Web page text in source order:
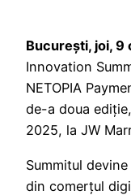
București, joi,
Innovation
NETOPIA
de-a doua
2025, la JW
Summitul
din comerțul